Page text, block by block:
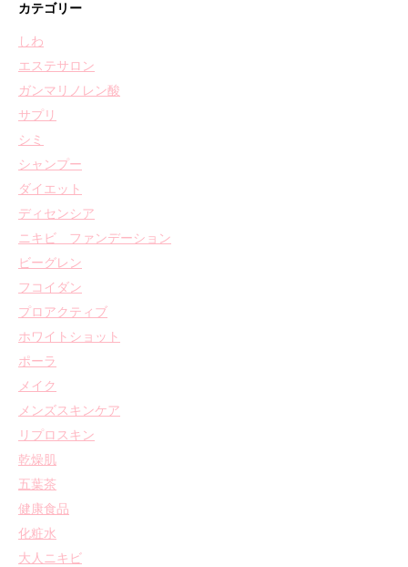
カテゴリー
しわ
エステサロン
ガンマリノレン酸
サプリ
シミ
シャンプー
ダイエット
ディセンシア
ニキビ ファンデーション
ビーグレン
フコイダン
プロアクティブ
ホワイトショット
ポーラ
メイク
メンズスキンケア
リプロスキン
乾燥肌
五葉茶
健康食品
化粧水
大人ニキビ